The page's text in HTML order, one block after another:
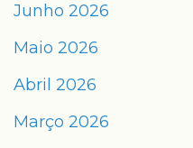
Junho 2026
Maio 2026
Abril 2026
Março 2026